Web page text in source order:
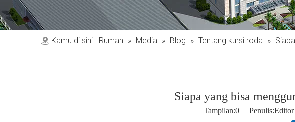
Kamu di sini: Rumah » Media » Blog » Tentang kursi roda »
Siapa yang bisa
Tampilan:0